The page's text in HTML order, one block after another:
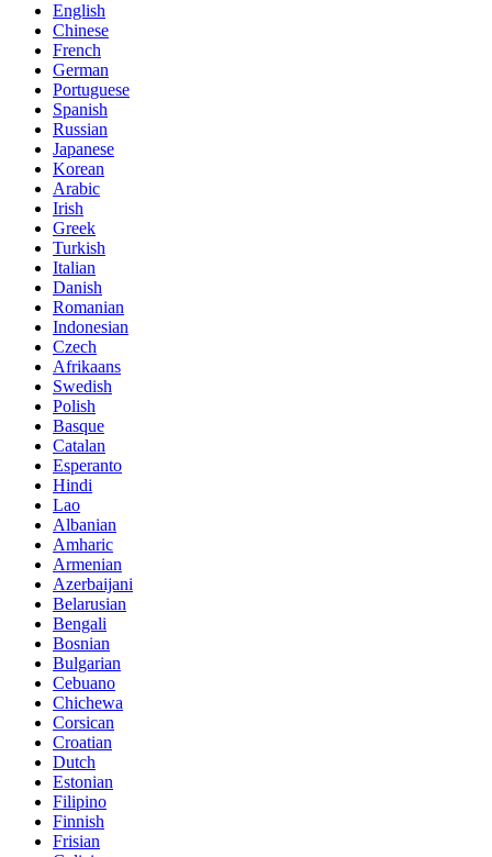
English
Chinese
French
German
Portuguese
Spanish
Russian
Japanese
Korean
Arabic
Irish
Greek
Turkish
Italian
Danish
Romanian
Indonesian
Czech
Afrikaans
Swedish
Polish
Basque
Catalan
Esperanto
Hindi
Lao
Albanian
Amharic
Armenian
Azerbaijani
Belarusian
Bengali
Bosnian
Bulgarian
Cebuano
Chichewa
Corsican
Croatian
Dutch
Estonian
Filipino
Finnish
Frisian